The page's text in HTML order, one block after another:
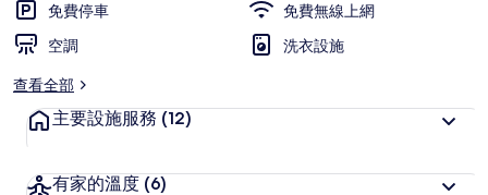
免費停車
免費無線上網
空調
洗衣設施
查看全部
主要設施服務 (12)
有家的溫度 (6)